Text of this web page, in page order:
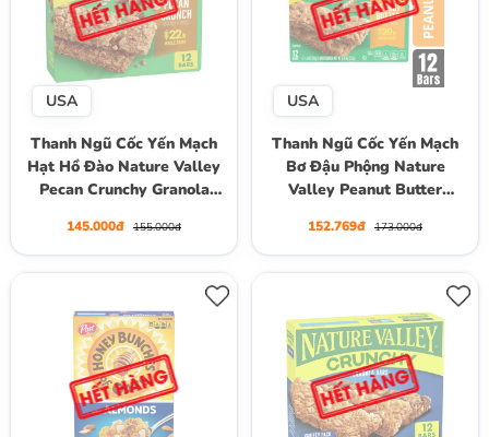
USA
Thanh Ngũ Cốc Yến Mạch
Hạt Hồ Đào Nature Valley
Pecan Crunchy Granola
, 253g (8.94 Oz.)
145.000đ 155.000đ
USA
Thanh Ngũ Cốc Yến Mạch
Bơ Đậu Phộng Nature
Valley Peanut Butter
12 Thanh (6 Gói) , 253g
(8.94 Oz.)
152.769đ 173.000đ